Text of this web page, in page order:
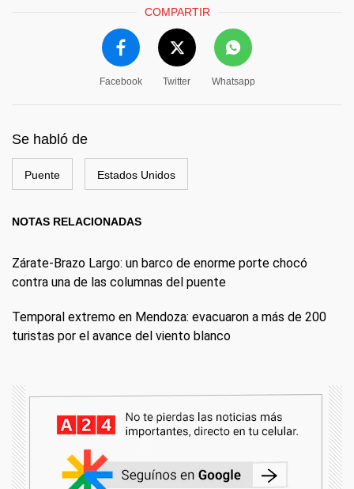
COMPARTIR
Facebook Twitter Whatsapp
Se habló de
Puente Estados Unidos
NOTAS RELACIONADAS
Zárate-Brazo Largo: un barco de enorme porte chocó
contra una de las columnas del puente
Temporal extremo en Mendoza: evacuaron a más de 200
turistas por el avance del viento blanco